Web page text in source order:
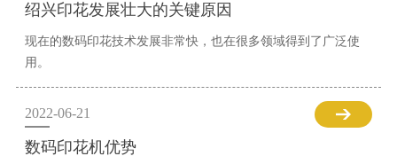
绍兴印花发展壮大的关键原因
现在的数码印花技术发展非常快，也在很多领域得到了广泛使
用。
2022-06-21
数码印花机优势